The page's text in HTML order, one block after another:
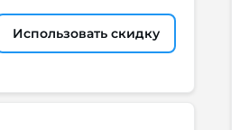
Использовать скидку